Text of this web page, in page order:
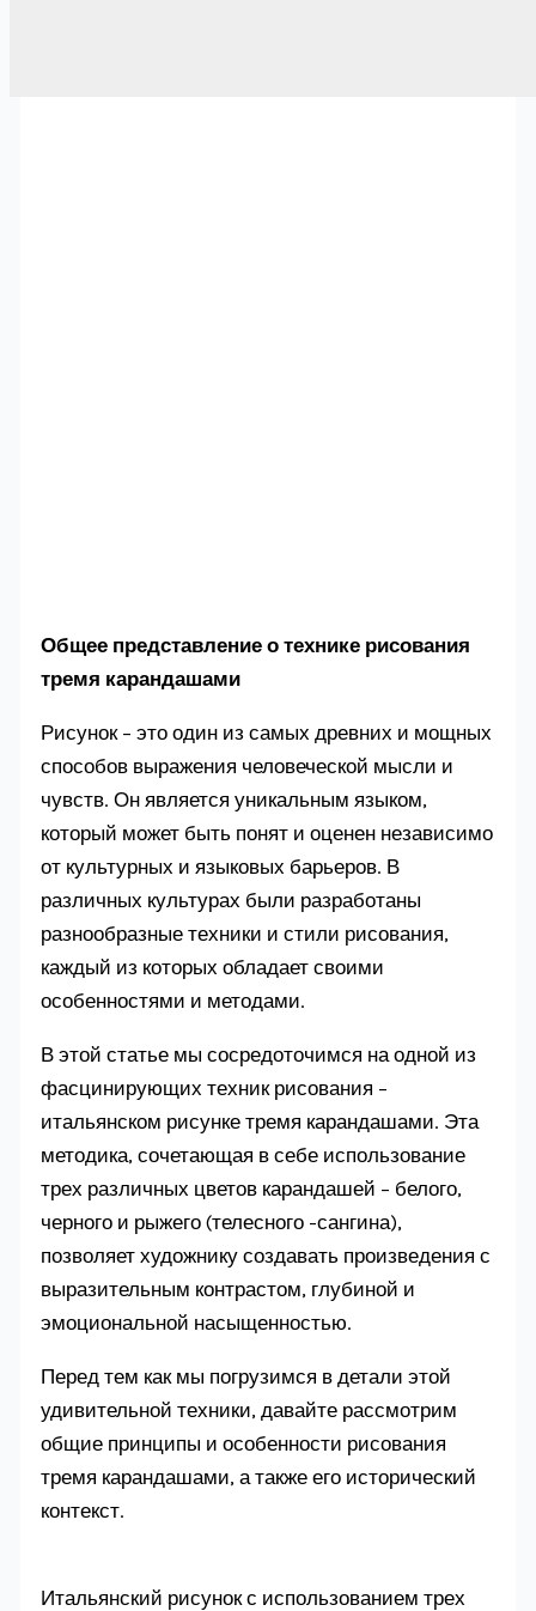
Общее представление о технике рисования
тремя карандашами
Рисунок – это один из самых древних и мощных
способов выражения человеческой мысли и
чувств. Он является уникальным языком,
который может быть понят и оценен независимо
от культурных и языковых барьеров. В
различных культурах были разработаны
разнообразные техники и стили рисования,
каждый из которых обладает своими
особенностями и методами.
В этой статье мы сосредоточимся на одной из
фасцинирующих техник рисования –
итальянском рисунке тремя карандашами. Эта
методика, сочетающая в себе использование
трех различных цветов карандашей – белого,
черного и рыжего (телесного -сангина),
позволяет художнику создавать произведения с
выразительным контрастом, глубиной и
эмоциональной насыщенностью.
Перед тем как мы погрузимся в детали этой
удивительной техники, давайте рассмотрим
общие принципы и особенности рисования
тремя карандашами, а также его исторический
контекст.
Итальянский рисунок с использованием трех